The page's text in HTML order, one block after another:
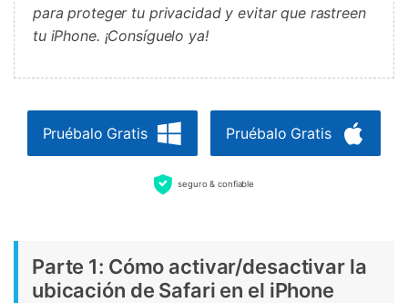
para proteger tu privacidad y evitar que rastreen
tu iPhone. ¡Consíguelo ya!
Pruébalo Gratis Pruébalo Gratis
seguro & confiable
Parte 1: Cómo activar/desactivar la
ubicación de Safari en el iPhone